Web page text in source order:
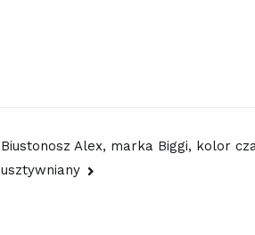
Biustonosz Alex, marka Biggi, kolor
usztywniany